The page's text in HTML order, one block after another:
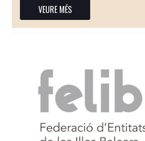
VEURE MÉS